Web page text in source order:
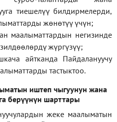
тиешелүү билдирмелерди,
жөнөтүү үчүн;
маалыматтардын негизинде
жүргүзүү;
айтканда Пайдалануучу
тастыктоо.
иштеп чыгуунун жана
берүүнүн шарттары
жеке маалыматын